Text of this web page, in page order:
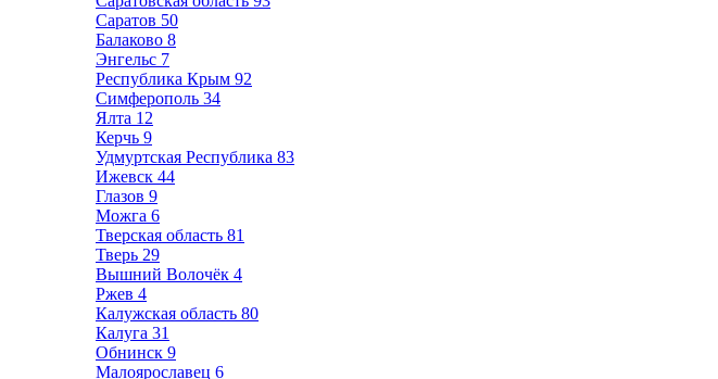
Саратов 50
Балаково 8
Энгельс 7
Республика Крым 92
Симферополь 34
Ялта 12
Керчь 9
Удмуртская Республика 83
Ижевск 44
Глазов 9
Можга 6
Тверская область 81
Тверь 29
Вышний Волочёк 4
Ржев 4
Калужская область 80
Калуга 31
Обнинск 9
Малоярославец 6